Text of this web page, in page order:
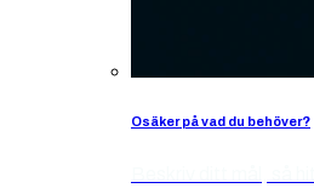
Osäker på vad du behöver?